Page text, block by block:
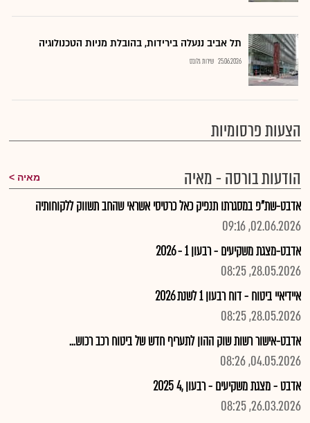
תל אביב ננעלה בירידות, בהובלת מניות הטכנולוגיה
25.06.2026 שירות גלובס
הצעות פרסומיות
הודעות בורסה - מאיה
מאיה
אדבט-שת"פ במסגרתו תנפיק כאל כרטיסי אשראי שהחב תשווק ללקוחותיה
02.06.2026, 09:16
אדבט-מצגת משקיעים - רבעון 1 - 2026
28.05.2026, 08:25
איידיאיי ביטוח - דוח רבעון 1 לשנת 2026
28.05.2026, 08:25
אדבט-אישור רשות שוק ההון לתעריף חדש של ביטוח רכב רכוש...
04.05.2026, 08:26
אדבט - מצגת משקיעים - רבעון ,4 2025
26.03.2026, 08:25